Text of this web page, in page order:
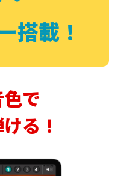
搭載！
で
る！